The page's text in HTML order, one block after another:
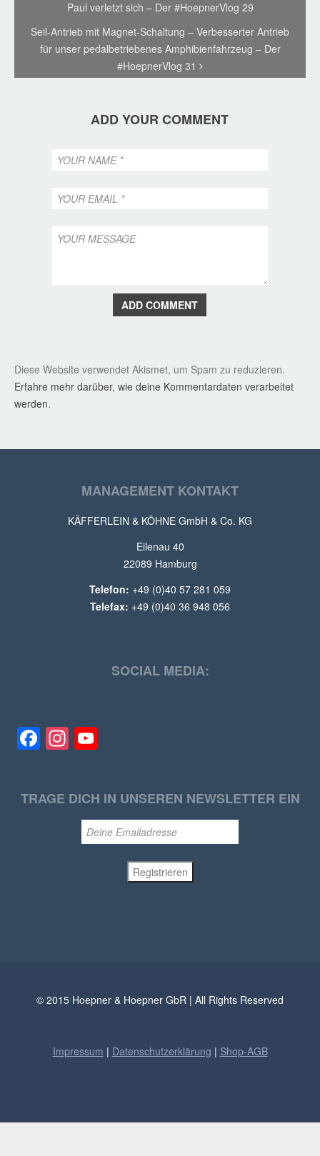
Paul verletzt sich – Der #HoepnerVlog 29
Seil-Antrieb mit Magnet-Schaltung – Verbesserter Antrieb
für unser pedalbetriebenes Amphibienfahrzeug – Der
#HoepnerVlog 31
ADD YOUR COMMENT
ADD COMMENT
Diese Website verwendet Akismet, um Spam zu reduzieren.
Erfahre mehr darüber, wie deine Kommentardaten verarbeitet
werden.
MANAGEMENT KONTAKT
KÄFFERLEIN & KÖHNE GmbH & Co. KG
Eilenau 40
22089 Hamburg
Telefon: +49 (0)40 57 281 059
Telefax: +49 (0)40 36 948 056
SOCIAL MEDIA:
Facebook
Instagram
TRAGE DICH IN UNSEREN NEWSLETTER EIN
© 2015 Hoepner & Hoepner GbR | All Rights Reserved
Impressum | Datenschutzerklärung | Shop-AGB